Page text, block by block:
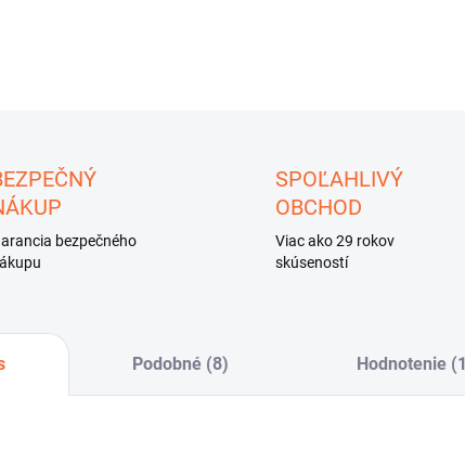
bezpečného
SPOĽAHLIVÝ
OBCHOD
Viac ako 29 rokov
skúseností
Podobné (8) Hodnotenie